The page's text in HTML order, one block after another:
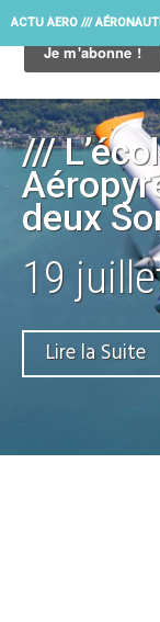
ACTU AERO ///
///
deux
19
Lire la Suite